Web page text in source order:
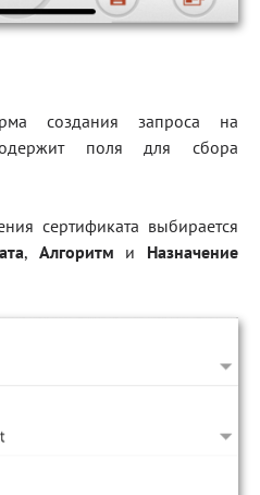
создания запроса на
поля для сбора
сертификата выбирается
, Алгоритм и Назначение